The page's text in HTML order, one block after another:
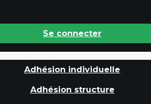
Se connecter
Adhésion individuelle
Adhésion structure